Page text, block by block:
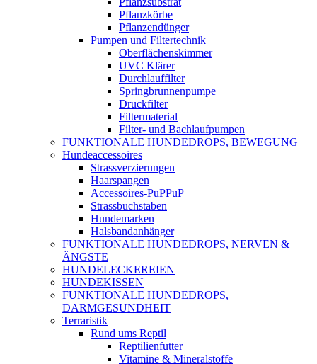
Pflanzkörbe
Pflanzendünger
Pumpen und Filtertechnik
Oberflächenskimmer
UVC Klärer
Durchlauffilter
Springbrunnenpumpe
Druckfilter
Filtermaterial
Filter- und Bachlaufpumpen
FUNKTIONALE HUNDEDROPS, BEWEGUNG
Hundeaccessoires
Strassverzierungen
Haarspangen
Accessoires-PuPPuP
Strassbuchstaben
Hundemarken
Halsbandanhänger
FUNKTIONALE HUNDEDROPS, NERVEN &
ÄNGSTE
HUNDELECKEREIEN
HUNDEKISSEN
FUNKTIONALE HUNDEDROPS,
DARMGESUNDHEIT
Terraristik
Rund ums Reptil
Reptilienfutter
Vitamine & Mineralstoffe